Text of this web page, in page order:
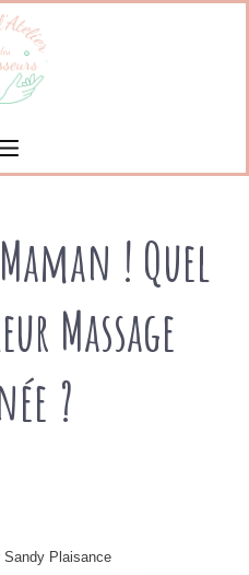
! Quel
Massage
?
Sandy Plaisance